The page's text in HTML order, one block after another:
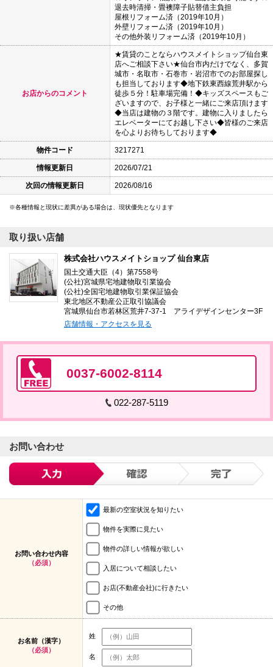
退去時清掃・畳襖障子貼替借主負担
屋根リフォーム済（2019年10月）
外壁リフォーム済（2019年10月）
その他外装リフォーム済（2019年10月）
お店からのコメント
★賃貸のことならハウスメイトショップ仙台東
店へご相談下さい★仙台市内だけでなく、多賀
城市・名取市・石巻市・岩沼市でのお部屋探し
も担当しております◆地下鉄東西線荒井駅から
徒歩５分！駐車場完備！◆キッズスペースもご
ざいますので、お子様と一緒にご来店頂けます
◆当店は建物の３階です。建物に入りましたら
エレベーターにてお越し下さい◆皆様のご来店
を心よりお待ちしております◆
物件コード 3217271
情報更新日 2026/07/21
次回の情報更新日 2026/08/16
各種情報と現状に差異がある場合は、現状優先となります
取り扱い店舗
株式会社ハウスメイトショップ 仙台東店
国土交通大臣（4）第7558号
(公社)宮城県宅地建物取引業協会
(公社)全国宅地建物取引業保証協会
東北地区不動産公正取引協議会
宮城県仙台市若林区荒井7-37-1 アライデザインセンター3F
店舗情報・アクセスを見る
0037-6002-8114
022-287-5119
お問い合わせ
お問い合わせ内容
（必須）
最新の空室状況を知りたい
物件を実際に見たい
物件の詳しい情報が欲しい
入居について相談したい
お店(不動産会社)に行きたい
その他
お名前（漢字）
（必須）
姓
名